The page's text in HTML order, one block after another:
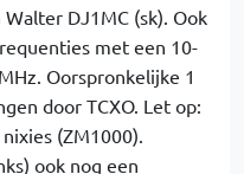
DJ1MC (sk). Ook
met een 10-
Oorspronkelijke 1
door TCXO. Let op:
(ZM1000).
ook nog een